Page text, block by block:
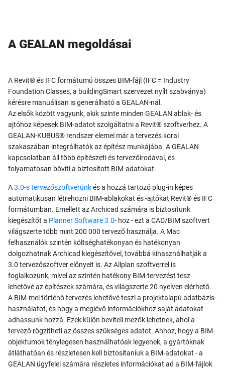
A GEALAN megoldásai
A Revit® és IFC formátumú összes BIM-fájl (IFC = Industry
Foundation Classes, a buildingSmart szervezet nyílt szabványa)
kérésre manuálisan is generálható a GEALAN-nál.
Az elsők között vagyunk, akik szinte minden GEALAN ablak- és
ajtóhoz képesek BIM-adatot szolgáltatni a Revit® szoftverhez. A
GEALAN-KUBUS® rendszer elemei már a tervezés korai
szakaszában integrálhatók az építész munkájába. A GEALAN
kapcsolatban áll több építészeti és tervezőirodával, és
folyamatosan bővíti a biztosított BIM-adatokat.
A3.0-s tervezőszoftverünkés a hozzá tartozó plug-in képes
automatikusan létrehozni BIM-ablakokat és -ajtókat Revit® és IFC
formátumban. Emellett az Archicad számára is biztosítunk
kiegészítőt a Planner Software 3.0- hoz - ezt a CAD/BIM szoftvert
világszerte több mint 200 000 tervező használja. A Mac
felhasználók szintén költséghatékonyan és hatékonyan
dolgozhatnak Archicad kiegészítővel, továbbá kihasználhatják a
3.0 tervezőszoftver előnyeit is. Az Allplan szoftverrel is
foglalkozunk, mivel az szintén hatékony BIM-tervezést tesz
lehetővé az építészek számára, és világszerte 20 nyelven elérhető.
A BIM-mel történő tervezés lehetővé teszi a projektalapú adatbázis-
használatot, és hogy a meglévő információkhoz saját adatokat
adhassunk hozzá. Ezek külön beviteli mezők lehetnek, ahol a
tervező rögzítheti az összes szükséges adatot. Ahhoz, hogy a BIM-
objektumok ténylegesen használhatóak legyenek, a gyártóknak
átláthatóan és részletesen kell biztosítaniuk a BIM-adatokat - a
GEALAN ügyfelei számára részletes információkat ad a BIM-fájlok